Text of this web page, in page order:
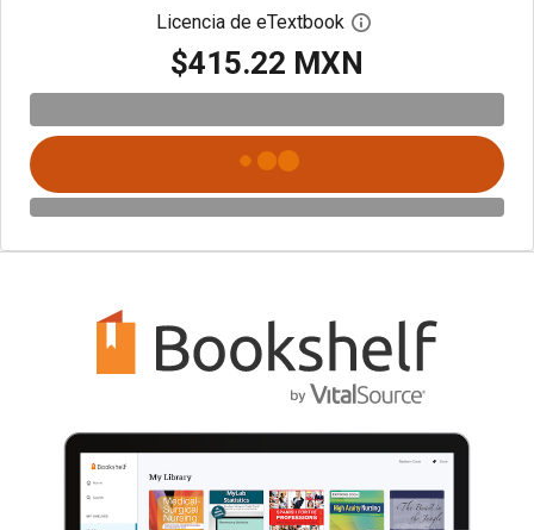
Licencia de eTextbook Abre el cuadro de
$415.22 MXN